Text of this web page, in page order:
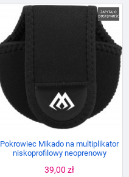
Pokrowiec Mikado na multiplikator
niskoprofilowy neoprenowy
Cena
39,00 zł